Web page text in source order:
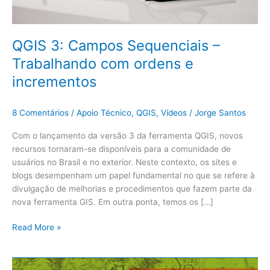
QGIS 3: Campos Sequenciais –
Trabalhando com ordens e
incrementos
8 Comentários / Apoio Técnico, QGIS, Vídeos / Jorge Santos
Com o lançamento da versão 3 da ferramenta QGIS, novos
recursos tornaram-se disponíveis para a comunidade de
usuários no Brasil e no exterior. Neste contexto, os sites e
blogs desempenham um papel fundamental no que se refere à
divulgação de melhorias e procedimentos que fazem parte da
nova ferramenta GIS. Em outra ponta, temos os […]
Read More »
Instalação